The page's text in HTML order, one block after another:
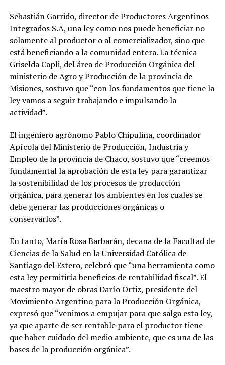
Sebastián Garrido, director de Productores Argentinos
Integrados S.A, una ley como nos puede beneficiar no
solamente al productor o al comercializador, sino que
está beneficiando a la comunidad entera. La técnica
Griselda Capli, del área de Producción Orgánica del
ministerio de Agro y Producción de la provincia de
Misiones, sostuvo que “con los fundamentos que tiene la
ley vamos a seguir trabajando e impulsando la
actividad”.
El ingeniero agrónomo Pablo Chipulina, coordinador
Apícola del Ministerio de Producción, Industria y
Empleo de la provincia de Chaco, sostuvo que “creemos
fundamental la aprobación de esta ley para garantizar
la sostenibilidad de los procesos de producción
orgánica, para generar los ambientes en los cuales se
debe generar las producciones orgánicas o
conservarlos”.
En tanto, María Rosa Barbarán, decana de la Facultad de
Ciencias de la Salud en la Universidad Católica de
Santiago del Estero, celebró que “una herramienta como
esta ley permitiría beneficios de rentabilidad fiscal”. El
maestro mayor de obras Darío Ortiz, presidente del
Movimiento Argentino para la Producción Orgánica,
expresó que “venimos a empujar para que salga esta ley,
ya que aparte de ser rentable para el productor tiene
que haber cuidado del medio ambiente, que es una de las
bases de la producción orgánica”.